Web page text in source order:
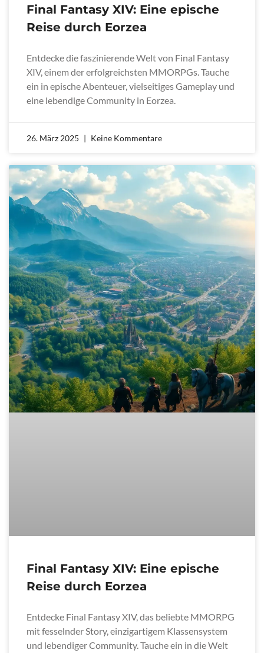
Final Fantasy XIV: Eine epische
Reise durch Eorzea
Entdecke die faszinierende Welt von Final Fantasy
XIV, einem der erfolgreichsten MMORPGs. Tauche
ein in epische Abenteuer, vielseitiges Gameplay und
eine lebendige Community in Eorzea.
26. März 2025 Keine Kommentare
Final Fantasy XIV: Eine epische
Reise durch Eorzea
Entdecke Final Fantasy XIV, das beliebte MMORPG
mit fesselnder Story, einzigartigem Klassensystem
und lebendiger Community. Tauche ein in die Welt